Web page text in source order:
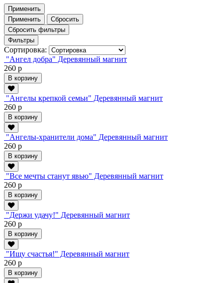
Применить
Применить
Сбросить
Сбросить фильтры
Фильтры
Сортировка:
"Ангел добра" Деревянный магнит
260 р
В корзину
"Ангелы крепкой семьи" Деревянный магнит
260 р
В корзину
"Ангелы-хранители дома" Деревянный магнит
260 р
В корзину
"Все мечты станут явью" Деревянный магнит
260 р
В корзину
"Держи удачу!" Деревянный магнит
260 р
В корзину
"Ищу счастья!" Деревянный магнит
260 р
В корзину